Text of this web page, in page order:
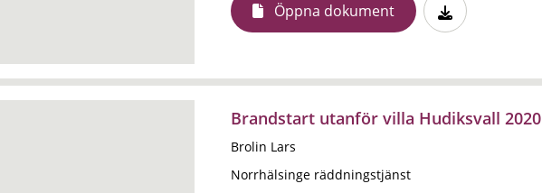
Öppna dokument
Brandstart utanför villa Hudiksvall 2020
Brolin Lars
Norrhälsinge räddningstjänst